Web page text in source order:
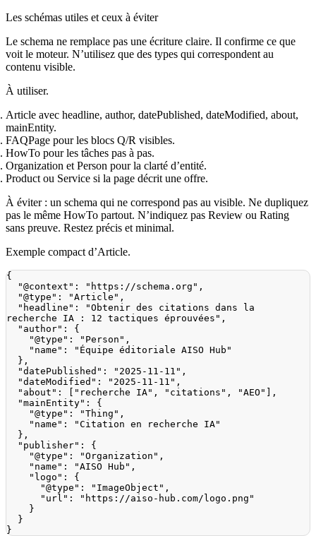
Les schémas utiles et ceux à éviter
Le schema ne remplace pas une écriture claire. Il confirme ce que
voit le moteur. N’utilisez que des types qui correspondent au
contenu visible.
À utiliser.
Article avec headline, author, datePublished, dateModified, about,
mainEntity.
FAQPage pour les blocs Q/R visibles.
HowTo pour les tâches pas à pas.
Organization et Person pour la clarté d’entité.
Product ou Service si la page décrit une offre.
À éviter : un schema qui ne correspond pas au visible. Ne dupliquez
pas le même HowTo partout. N’indiquez pas Review ou Rating
sans preuve. Restez précis et minimal.
Exemple compact d’Article.
{
"@context" : "https://schema.org" ,
"@type" : "Article" ,
"headline" :
"Obtenir des citations dans la
recherche IA : 12 tactiques éprouvées" ,
"author" :
{
"@type" : "Person" ,
"name" :
"Équipe éditoriale AISO Hub"
} ,
"datePublished" : "2025-11-11" ,
"dateModified" : "2025-11-11" ,
"about" : "recherche IA" , "citations" , "AEO"
,
"mainEntity" :
{
"@type" : "Thing" ,
"name" :
"Citation en recherche IA"
} ,
"publisher" :
{
"@type" : "Organization" ,
"name" : "AISO Hub" ,
"logo" :
{
"@type" : "ImageObject" ,
"url" :
"https://aiso-hub.com/logo.png"
}
}
}